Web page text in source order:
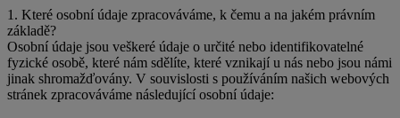
1. Které osobní údaje zpracováváme, k čemu a na jakém právním
základě?
Osobní údaje jsou veškeré údaje o určité nebo identifikovatelné
fyzické osobě, které nám sdělíte, které vznikají u nás nebo jsou námi
jinak shromažďovány. V souvislosti s používáním našich webových
stránek zpracováváme následující osobní údaje: